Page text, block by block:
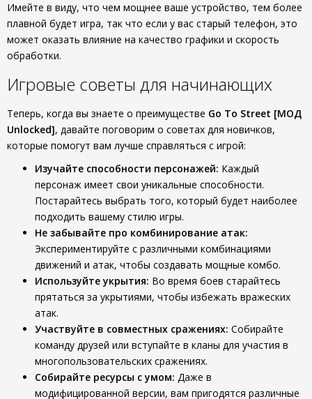
Имейте в виду, что чем мощнее ваше устройство, тем более
плавной будет игра, так что если у вас старый телефон, это
может оказать влияние на качество графики и скорость
обработки.
Игровые советы для начинающих
Теперь, когда вы знаете о преимуществе Go To Street [МОД
Unlocked], давайте поговорим о советах для новичков,
которые помогут вам лучше справляться с игрой:
Изучайте способности персонажей: Каждый
персонаж имеет свои уникальные способности.
Постарайтесь выбрать того, который будет наиболее
подходить вашему стилю игры.
Не забывайте про комбинирование атак:
Экспериментируйте с различными комбинациями
движений и атак, чтобы создавать мощные комбо.
Используйте укрытия: Во время боев старайтесь
прятаться за укрытиями, чтобы избежать вражеских
атак.
Участвуйте в совместных сражениях: Собирайте
команду друзей или вступайте в кланы для участия в
многопользовательских сражениях.
Собирайте ресурсы с умом: Даже в
модифицированной версии, вам пригодятся различные